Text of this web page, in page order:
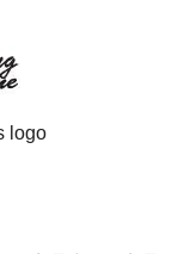
logo